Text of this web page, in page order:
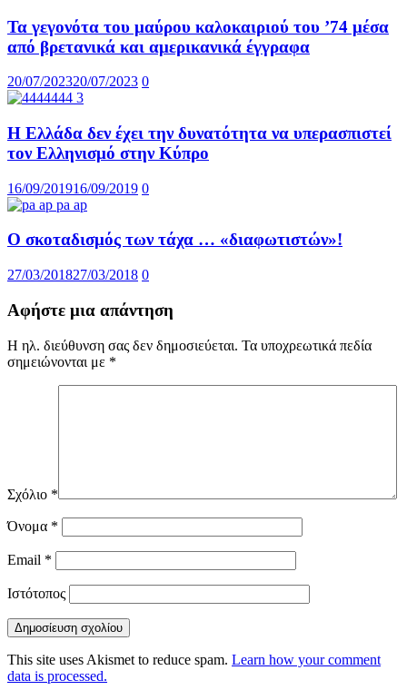
Τα γεγονότα του μαύρου καλοκαιριού του ’74 μέσα
από βρετανικά και αμερικανικά έγγραφα
20/07/202320/07/2023 0
Η Ελλάδα δεν έχει την δυνατότητα να υπερασπιστεί
τον Ελληνισμό στην Κύπρο
16/09/201916/09/2019 0
Ο σκοταδισμός των τάχα … «διαφωτιστών»!
27/03/201827/03/2018 0
Αφήστε μια απάντηση
Η ηλ. διεύθυνση σας δεν δημοσιεύεται. Τα υποχρεωτικά πεδία
σημειώνονται με *
Σχόλιο *
Όνομα *
Email *
Ιστότοπος
This site uses Akismet to reduce spam. Learn how your comment
data is processed.